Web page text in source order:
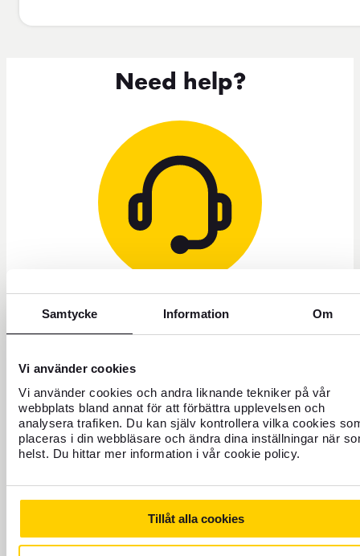
Samtycke Information Om
Vi använder cookies
Vi använder cookies och andra liknande tekniker på vår
webbplats bland annat för att förbättra upplevelsen och
analysera trafiken. Du kan själv kontrollera vilka cookies
placeras i din webbläsare och ändra dina inställningar när
helst. Du hittar mer information i vår cookie policy.
Tillåt alla cookies
Need help?
+46 771 22 22 21
Block credit card - Open all hours
It is also possible to email us at info@forex.se, keep in mind
that some matters such as questions about booking flights
and travel experiences you need to take to our partners. In
phone due to security. You can find more information on our
FAQ page.
CURRENCY